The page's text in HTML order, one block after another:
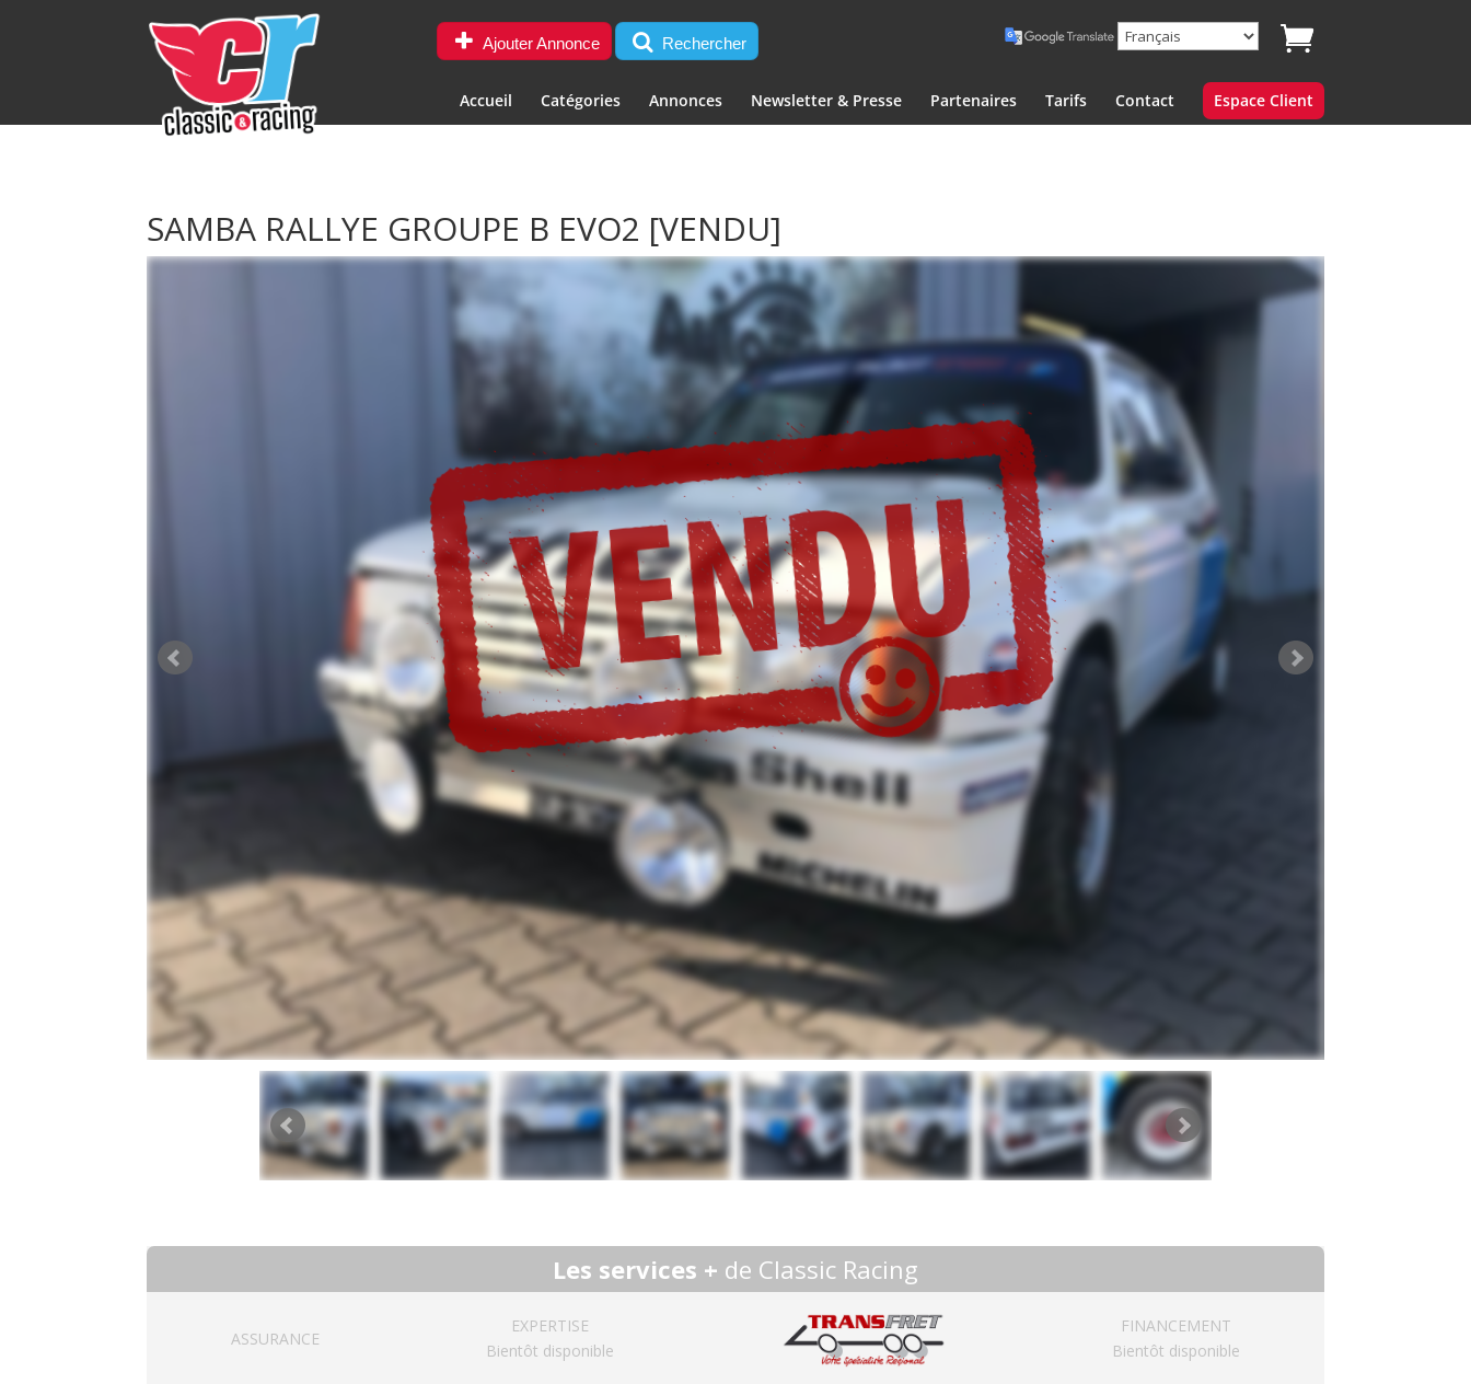
Ajouter Annonce Rechercher
Accueil Catégories Annonces Newsletter & Presse Partenaires Tarifs Contact Espace Client
SAMBA RALLYE GROUPE B EVO2 [VENDU]
Les services + de Classic Racing
ASSURANCE
EXPERTISE
Bientôt disponible
FINANCEMENT
Bientôt disponible